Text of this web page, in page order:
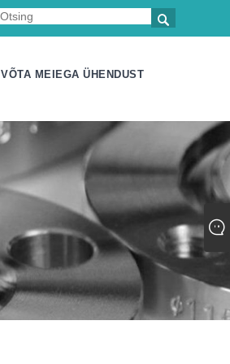

VÕTA MEIEGA ÜHENDUST